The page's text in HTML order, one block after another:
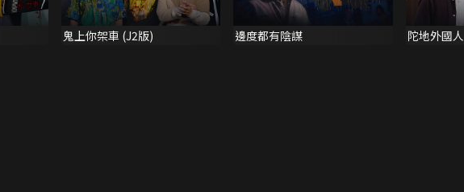
鬼上你架車 (J2版) 邊度都有陰謀 陀地外國人